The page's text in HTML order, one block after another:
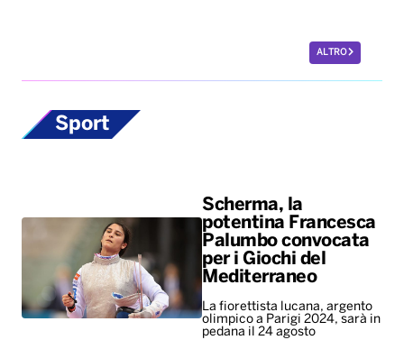
ALTRO
Sport
Scherma, la
potentina Francesca
Palumbo convocata
per i Giochi del
Mediterraneo
La fiorettista lucana, argento
olimpico a Parigi 2024, sarà in
pedana il 24 agosto